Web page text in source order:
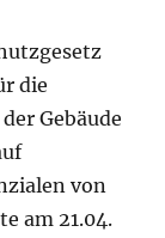
die
Gebäude
von
am 21.04.